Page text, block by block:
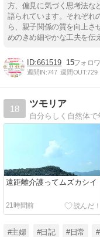
方、偏見に気づく思考法な
語られています。それぞれ
ら、親子関係の質を向上さ
めのきめ細やかな工夫を伝
661519 15
週間IN:747 週間OUT:729
18
ツモリア
自分らしく自然体
遠距離介護ってムズカシイ
21時間前
#主婦 #日記 #日常